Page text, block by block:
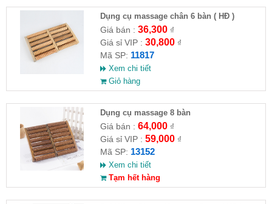
Dụng cụ massage chân 6 bàn ( HĐ )
Giá bán : 36,300₫
Giá sỉ VIP : 30,800₫
Mã SP: 11817
Xem chi tiết
Giỏ hàng
Dụng cụ massage 8 bàn
Giá bán : 64,000₫
Giá sỉ VIP : 59,000₫
Mã SP: 13152
Xem chi tiết
Tạm hết hàng